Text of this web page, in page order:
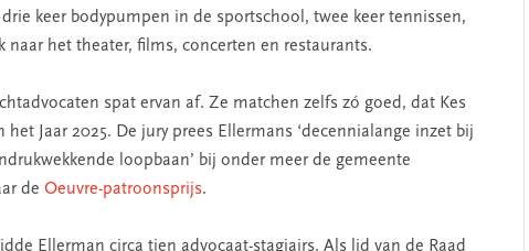
keer bodypumpen in de sportschool, twee keer tennissen,
naar het theater, films, concerten en restaurants.
spat ervan af. Ze matchen zelfs zó goed, dat Kes
Jaar 2025. De jury prees Ellermans ‘decennialange inzet bij
loopbaan’ bij onder meer de gemeente
de Oeuvre-patroonsprijs.
Ellerman circa tien advocaat-stagiairs. Als lid van de Raad